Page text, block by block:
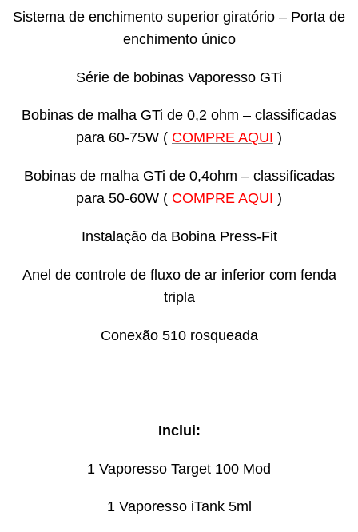
Sistema de enchimento superior giratório – Porta de
enchimento único
Série de bobinas Vaporesso GTi
Bobinas de malha GTi de 0,2 ohm – classificadas
para 60-75W ( COMPRE AQUI )
Bobinas de malha GTi de 0,4ohm – classificadas
para 50-60W ( COMPRE AQUI )
Instalação da Bobina Press-Fit
Anel de controle de fluxo de ar inferior com fenda
tripla
Conexão 510 rosqueada
Inclui:
1 Vaporesso Target 100 Mod
1 Vaporesso iTank 5ml